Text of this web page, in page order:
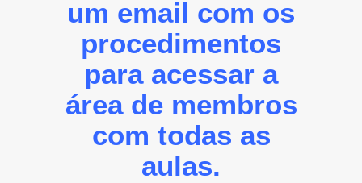
um email com os
procedimentos
para acessar a
área de membros
com todas as
aulas.